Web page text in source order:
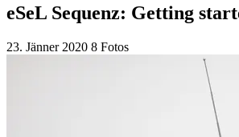
eSeL Sequenz: Getting
23. Jänner 2020 8 Fotos